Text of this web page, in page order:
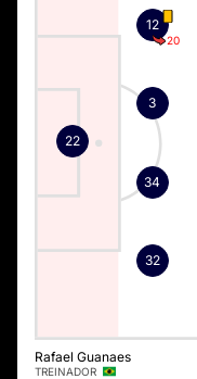
22
32
34
3
12
20
Rafael Guanaes
TREINADOR